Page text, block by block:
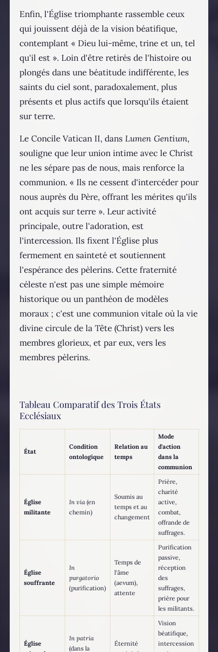
Enfin, l'Église triomphante rassemble ceux
qui jouissent déjà de la vision béatifique,
contemplant « Dieu lui-même, trine et un, tel
qu'il est ». Loin d'être retirés de l'histoire ou
plongés dans une béatitude indifférente, les
saints du ciel sont, paradoxalement, plus
présents et plus actifs que lorsqu'ils étaient
sur terre.
Le Concile Vatican II, dans Lumen Gentium,
souligne que leur union intime avec le Christ
ne les sépare pas de nous, mais renforce la
communion. « Ils ne cessent d'intercéder pour
nous auprès du Père, offrant les mérites qu'ils
ont acquis sur terre ». Leur activité
principale, outre l'adoration, est
l'intercession. Ils fixent l'Église plus
fermement en sainteté et soutiennent
l'espérance des pèlerins. Cette fraternité
céleste n'est pas une simple mémoire
historique ou un panthéon de modèles
moraux ; c'est une communion vitale où la vie
divine circule de la Tête (Christ) vers les
membres glorieux, et par eux, vers les
membres pèlerins.
Tableau Comparatif des Trois États
Ecclésiaux
État
Condition
ontologique
Relation au
temps
Mode
d'action
dans la
communion
Église
militante
In via(en
chemin)
Soumis au
temps et au
changement
Prière,
charité
active,
combat,
offrande de
suffrages.
Église
souffrante
In
purgatorio
(purification)
Temps de
l'âme
(aevum),
attente
Purification
passive,
réception
des
suffrages,
prière pour
les militants.
Église
In patria
(dans la
Éternité
Vision
béatifique,
intercession